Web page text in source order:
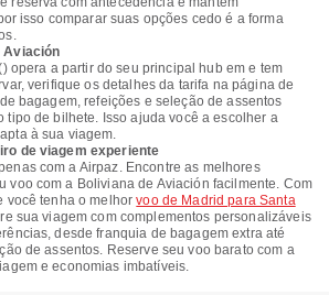
isso comparar suas opções cedo é a forma
Aviación
opera a partir do seu principal hub em e tem
verifique os detalhes da tarifa na página de
bagagem, refeições e seleção de assentos
tipo de bilhete. Isso ajuda você a escolher a
à sua viagem.
de viagem experiente
com a Airpaz. Encontre as melhores
voo com a Boliviana de Aviación facilmente. Com
você tenha o melhorvoo de Madrid para Santa
sua viagem com complementos personalizáveis
desde franquia de bagagem extra até
de assentos. Reserve seu voo barato com a
e economias imbatíveis.